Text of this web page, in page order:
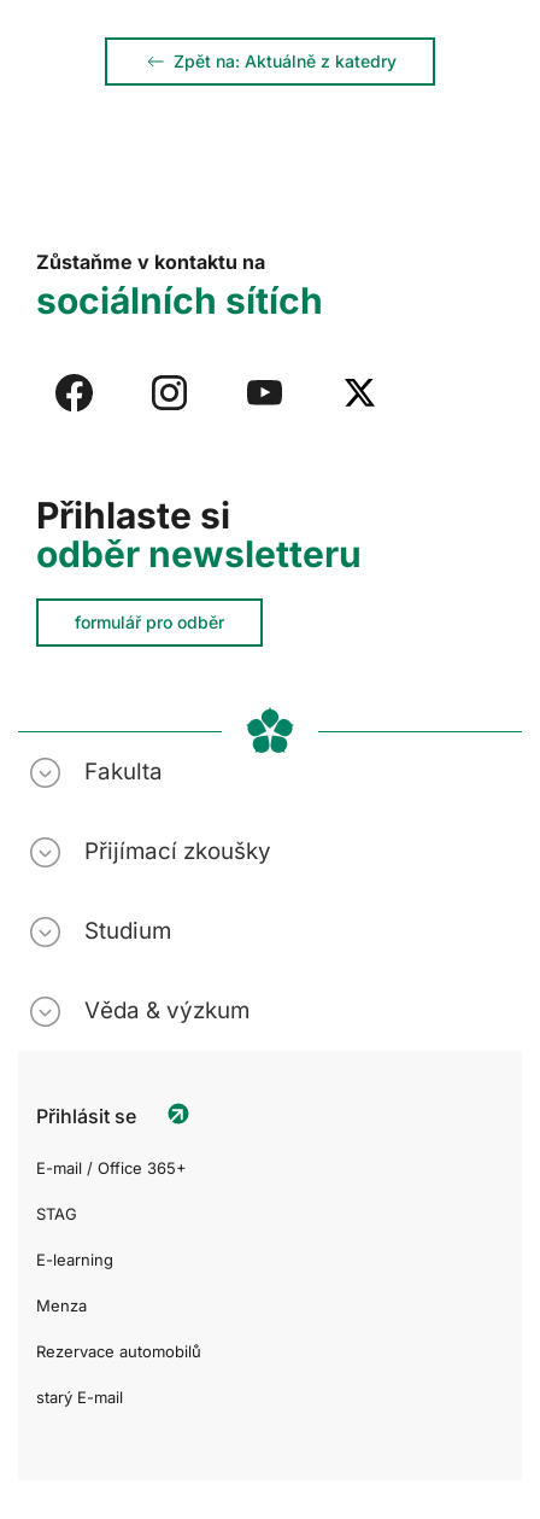
Zpět na: Aktuálně z katedry
Přihlaste si
odběr newsletteru
formulář pro odběr
Zůstaňme v kontaktu na
sociálních sítích
Fakulta
Přijímací zkoušky
Studium
Věda & výzkum
Přihlásit se
E-mail / Office 365+
STAG
E-learning
Menza
Rezervace automobilů
starý E-mail